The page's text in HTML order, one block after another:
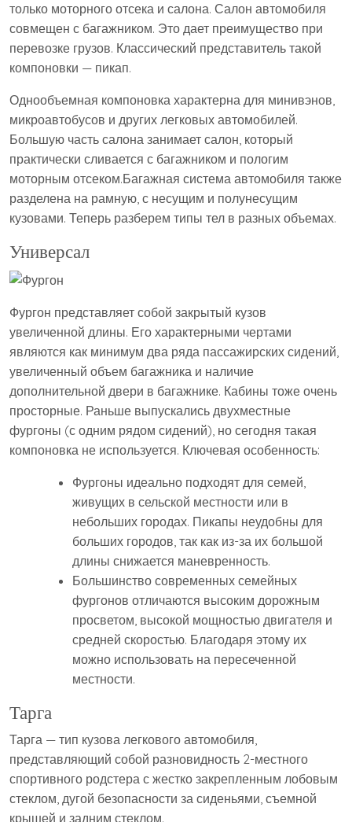
только моторного отсека и салона. Салон автомобиля
совмещен с багажником. Это дает преимущество при
перевозке грузов. Классический представитель такой
компоновки — пикап.
Однообъемная компоновка характерна для минивэнов,
микроавтобусов и других легковых автомобилей.
Большую часть салона занимает салон, который
практически сливается с багажником и пологим
моторным отсеком.Багажная система автомобиля также
разделена на рамную, с несущим и полунесущим
кузовами. Теперь разберем типы тел в разных объемах.
Универсал
Фургон представляет собой закрытый кузов
увеличенной длины. Его характерными чертами
являются как минимум два ряда пассажирских сидений,
увеличенный объем багажника и наличие
дополнительной двери в багажнике. Кабины тоже очень
просторные. Раньше выпускались двухместные
фургоны (с одним рядом сидений), но сегодня такая
компоновка не используется. Ключевая особенность:
Фургоны идеально подходят для семей,
живущих в сельской местности или в
небольших городах. Пикапы неудобны для
больших городов, так как из-за их большой
длины снижается маневренность.
Большинство современных семейных
фургонов отличаются высоким дорожным
просветом, высокой мощностью двигателя и
средней скоростью. Благодаря этому их
можно использовать на пересеченной
местности.
Тарга
Тарга — тип кузова легкового автомобиля,
представляющий собой разновидность 2-местного
спортивного родстера с жестко закрепленным лобовым
стеклом, дугой безопасности за сиденьями, съемной
крышей и задним стеклом.